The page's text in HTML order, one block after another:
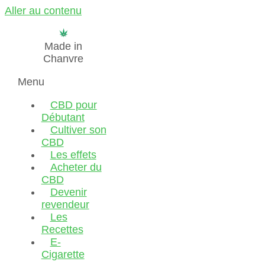
Aller au contenu
Made in
Chanvre
Menu
CBD pour
Débutant
Cultiver son
CBD
Les effets
Acheter du
CBD
Devenir
revendeur
Les
Recettes
E-
Cigarette